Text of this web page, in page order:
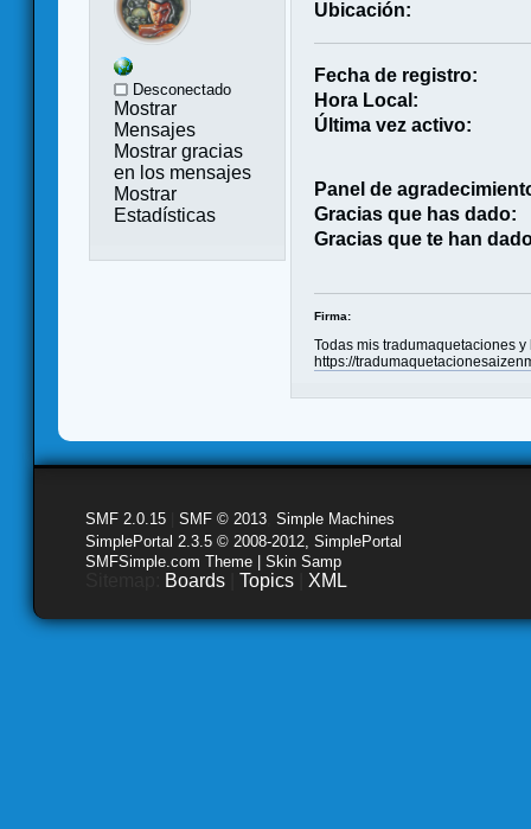
Desconectado
Mostrar
Mensajes
Mostrar gracias
en los mensajes
Mostrar
Estadísticas
Ubicación:
Fecha de registro:
Hora Local:
Última vez activo:
Panel de
Gracias que has dado:
Gracias que te han
Firma:
Todas mis tradumaquetaciones
https://
SMF 2.0.15 SMF © 2013 Simple Machines
SimplePortal 2.3.5 © 2008-2012, SimplePortal
SMFSimple.com Theme | Skin Samp
Boards Topics XML